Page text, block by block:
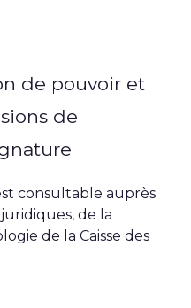
de pouvoir et
de
consultable auprès
de la
de la Caisse des